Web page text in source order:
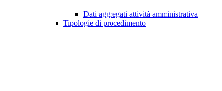
Dati aggregati attività amministrativa
Tipologie di procedimento